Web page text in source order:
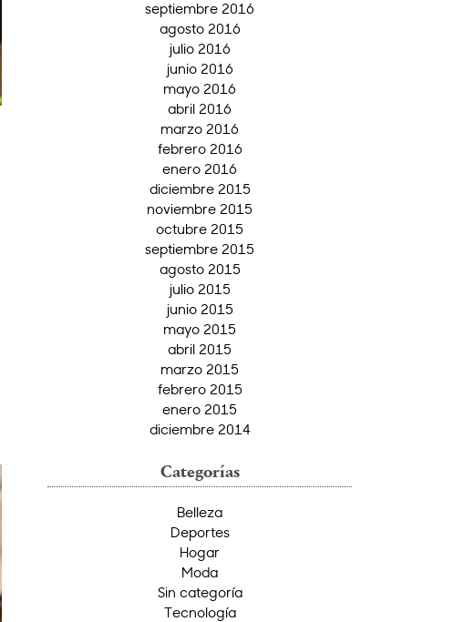
septiembre 2016
agosto 2016
julio 2016
junio 2016
mayo 2016
abril 2016
marzo 2016
febrero 2016
enero 2016
diciembre 2015
noviembre 2015
octubre 2015
septiembre 2015
agosto 2015
julio 2015
junio 2015
mayo 2015
abril 2015
marzo 2015
febrero 2015
enero 2015
diciembre 2014
Categorías
Belleza
Deportes
Hogar
Moda
Sin categoría
Tecnología